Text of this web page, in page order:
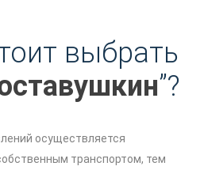
выбрать
”?
осуществляется
транспортом, тем